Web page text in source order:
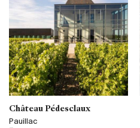
Château Pédesclaux
Pauillac